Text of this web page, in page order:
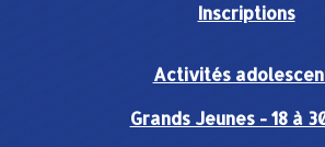
Inscriptions
Activités
Grands Jeunes - 18 à